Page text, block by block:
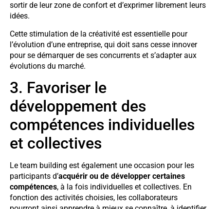
sortir de leur zone de confort et d’exprimer librement leurs
idées.
Cette stimulation de la créativité est essentielle pour
l’évolution d’une entreprise, qui doit sans cesse innover
pour se démarquer de ses concurrents et s’adapter aux
évolutions du marché.
3. Favoriser le
développement des
compétences individuelles
et collectives
Le team building est également une occasion pour les
participants d’acquérir ou de développer certaines
compétences, à la fois individuelles et collectives. En
fonction des activités choisies, les collaborateurs